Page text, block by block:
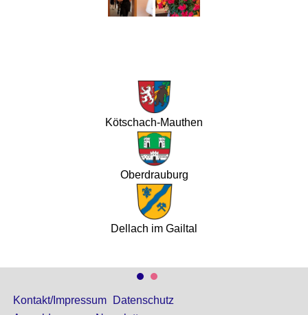
Kötschach-Mauthen
Oberdrauburg
Dellach im Gailtal
Kontakt/Impressum
Datenschutz